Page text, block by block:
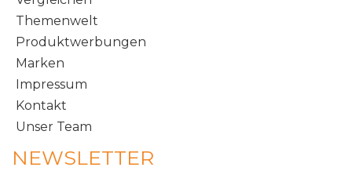
Themenwelt
Produktwerbungen
Marken
Impressum
Kontakt
Unser Team
NEWSLETTER